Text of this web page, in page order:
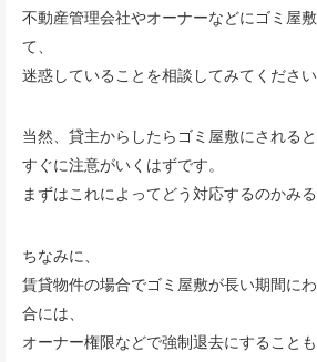
不動産管理会社やオーナーなどにゴミ屋
て、
迷惑していることを相談してみてください
当然、貸主からしたらゴミ屋敷にされると
すぐに注意がいくはずです。
まずはこれによってどう対応するのかみる
ちなみに、
賃貸物件の場合でゴミ屋敷が長い期間に
合には、
オーナー権限などで強制退去にすることも